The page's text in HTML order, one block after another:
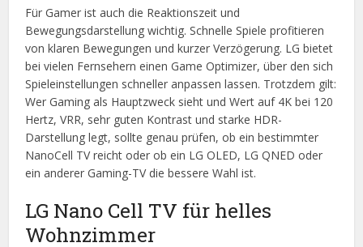
Für Gamer ist auch die Reaktionszeit und
Bewegungsdarstellung wichtig. Schnelle Spiele profitieren
von klaren Bewegungen und kurzer Verzögerung. LG bietet
bei vielen Fernsehern einen Game Optimizer, über den sich
Spieleinstellungen schneller anpassen lassen. Trotzdem gilt:
Wer Gaming als Hauptzweck sieht und Wert auf 4K bei 120
Hertz, VRR, sehr guten Kontrast und starke HDR-
Darstellung legt, sollte genau prüfen, ob ein bestimmter
NanoCell TV reicht oder ob ein LG OLED, LG QNED oder
ein anderer Gaming-TV die bessere Wahl ist.
LG Nano Cell TV für helles
Wohnzimmer